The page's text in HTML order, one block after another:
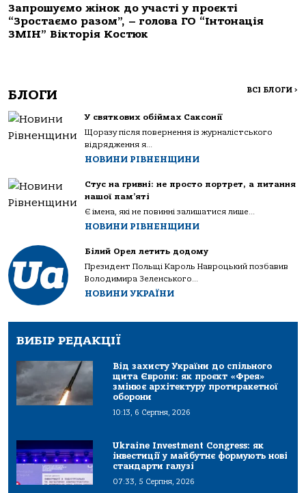
Запрошуємо жінок до участі у проєкті
“Зростаємо разом”, – голова ГО “Інтонація
ЗМІН” Вікторія Костюк
БЛОГИ ВСІ БЛОГИ >
У святкових обіймах Саксонії
Щоразу після повернення із журналістського
відрядження я...
НОВИНИ РІВНЕНЩИНИ
Стус на гривні: не просто портрет, а питання
нашої пам’яті
Є імена, які не повинні залишатися лише...
НОВИНИ РІВНЕНЩИНИ
Білий Орел летить додому
Президент Польщі Кароль Навроцький позбавив
Володимира Зеленського...
НОВИНИ УКРАЇНИ
ВИБІР РЕДАКЦІЇ
Від захисту України до спільного
щита Європи: як проєкт «Фрея»
змінює архітектуру протиракетної
оборони
10:13, 6 Серпня, 2026
Ukraine Investment Congress: як
інвестиції у майбутнє формують нові
стандарти галузі
07:33, 5 Серпня, 2026